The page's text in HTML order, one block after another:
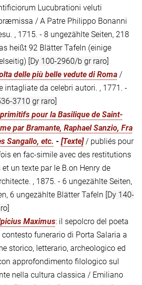
Lucubrationi veluti
/ A Patre Philippo Bonanni
, 1715. - 8 ungezählte Seiten, 218
heißt 92 Blätter Tafeln (einige
[Dy 100-2960/b gr raro]
delle più belle vedute di Roma /
intagliate da celebri autori. , 1771. -
3710 gr raro]
pour la Basilique de Saint-
par Bramante, Raphael Sanzio, Fra
Sangallo, etc. - [Texte]/ publiés pour
en fac-simile avec des restitutions
un texte par le B.on Henry de
, 1875. - 6 ungezählte Seiten,
6 ungezählte Blätter Tafeln [Dy 140-
Maximus: il sepolcro del poeta
funerario di Porta Salaria a
storico, letterario, archeologico ed
approfondimento filologico sul
nella cultura classica / Emiliano